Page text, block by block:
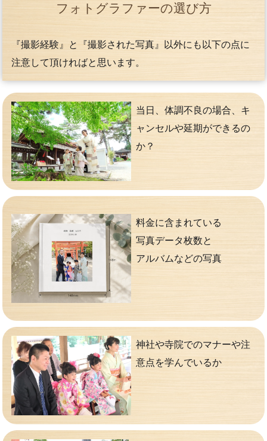
フォトグラファーの選び方
『撮影経験』と『撮影された写真』以外にも以下の点に
注意して頂ければと思います。
当日、体調不良の場合、キ
ャンセルや延期ができるの
か？
料金に含まれている
写真データ枚数と
アルバムなどの写真
神社や寺院でのマナーや注
意点を学んでいるか